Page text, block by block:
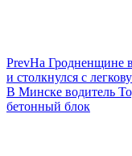
PrevНа Гродненщине
и столкнулся с
В Минске водитель
бетонный блок